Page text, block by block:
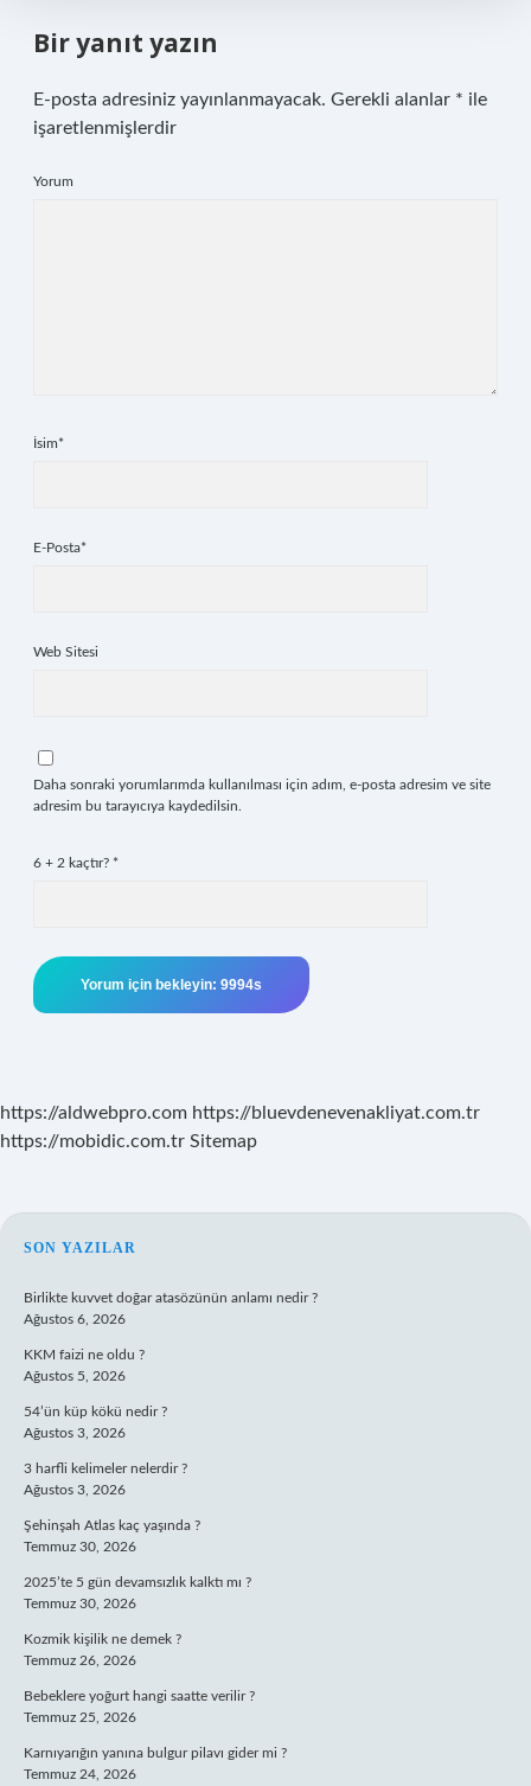
Bir yanıt yazın
E-posta adresiniz yayınlanmayacak. Gerekli alanlar * ile
işaretlenmişlerdir
Yorum
İsim*
E-Posta*
Web Sitesi
Daha sonraki yorumlarımda kullanılması için adım, e-posta adresim ve site
adresim bu tarayıcıya kaydedilsin.
6 + 2 kaçtır? *
https://aldwebpro.com https://bluevdenevenakliyat.com.tr
https://mobidic.com.tr Sitemap
SIDEBAR
SON YAZILAR
Birlikte kuvvet doğar atasözünün anlamı nedir ?
Ağustos 6, 2026
KKM faizi ne oldu ?
Ağustos 5, 2026
54’ün küp kökü nedir ?
Ağustos 3, 2026
3 harfli kelimeler nelerdir ?
Ağustos 3, 2026
Şehinşah Atlas kaç yaşında ?
Temmuz 30, 2026
2025’te 5 gün devamsızlık kalktı mı ?
Temmuz 30, 2026
Kozmik kişilik ne demek ?
Temmuz 26, 2026
Bebeklere yoğurt hangi saatte verilir ?
Temmuz 25, 2026
Karnıyarığın yanına bulgur pilavı gider mi ?
Temmuz 24, 2026